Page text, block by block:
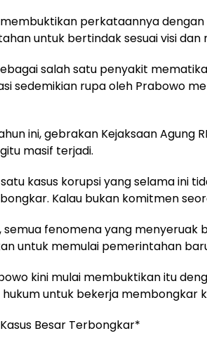
perkataannya
untuk bertindak sesuai visi dan
salah satu penyakit
sedemikian rupa oleh Prabowo
ini, gebrakan Kejaksaan Agung
masif terjadi.
kasus korupsi yang selama ini
Kalau bukan komitmen
semua fenomena yang menyeruak
untuk memulai pemerintahan
kini mulai membuktikan itu
untuk bekerja membongkar
Besar Terbongkar*